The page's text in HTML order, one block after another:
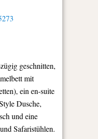
geschnitten,
mit
ein en-suite
Dusche,
und eine
Safaristühlen.